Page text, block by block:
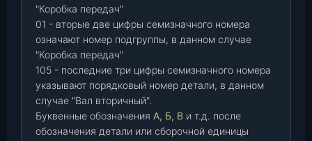
"Коробка передач"
01 - вторые две цифры семизначного номера
означают номер подгруппы, в данном случае
"Коробка передач"
105 - последние три цифры семизначного номера
указывают порядковый номер детали, в данном
случае "Вал вторичный".
Буквенные обозначения А, Б, В и т.д. после
обозначения детали или сборочной единицы